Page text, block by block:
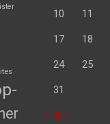
10 11
17 18
24 25
31
« Jul